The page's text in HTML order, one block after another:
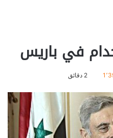
في باريس